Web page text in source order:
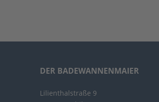
DER BADEWANNENMAIER
Lilienthalstraße 9